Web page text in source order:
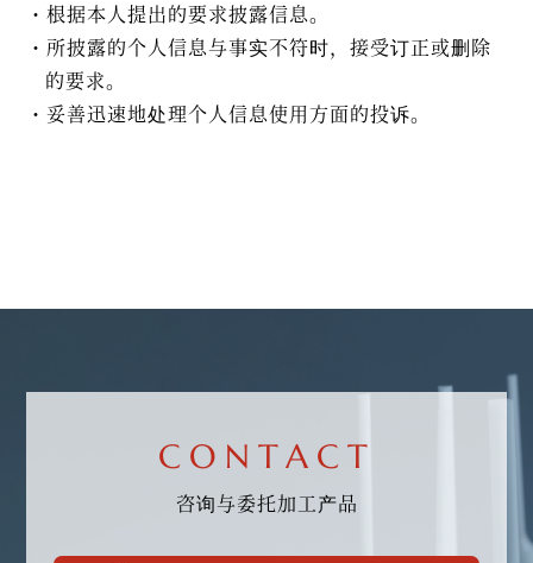
根据本人提出的要求披露信息。
所披露的个人信息与事实不符时，接受订正或删除
的要求。
妥善迅速地处理个人信息使用方面的投诉。
CONTACT
咨询与委托加工产品